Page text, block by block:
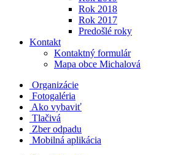
Rok 2018
Rok 2017
Predošlé roky
Kontakt
Kontaktný formulár
Mapa obce Michalová
Organizácie
Fotogaléria
Ako vybaviť
Tlačivá
Zber odpadu
Mobilná aplikácia